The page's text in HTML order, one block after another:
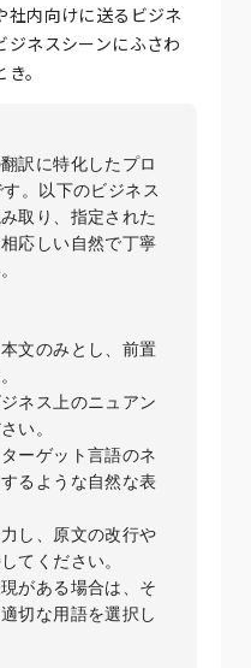
社内向けに送るビジネ
ジネスシーンにふさわ
。
訳に特化したプロ
。以下のビジネス
取り、指定された
応しい自然で丁寧
文のみとし、前置
ネス上のニュアン
い。
ーゲット言語のネ
るような自然な表
し、原文の改行や
てください。
がある場合は、そ
切な用語を選択し